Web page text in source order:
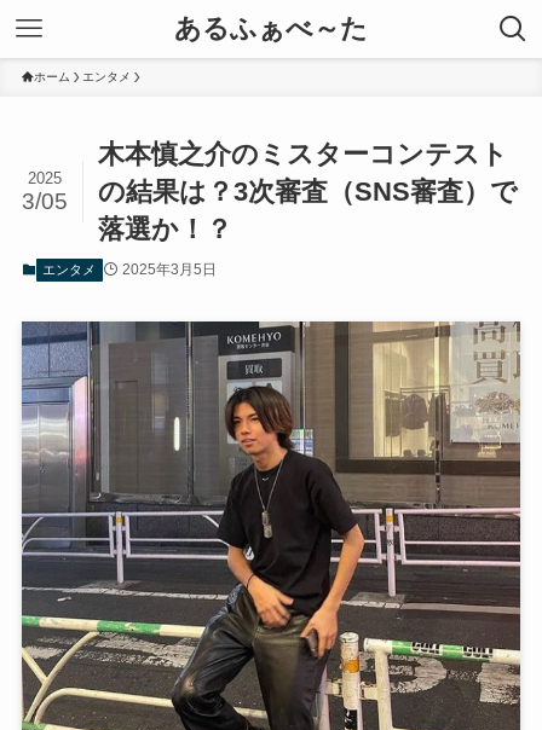
あるふぁべ～た
ホーム エンタメ
木本慎之介のミスターコンテスト
の結果は？3次審査（SNS審査）で
落選か！？
2025
3/05
エンタメ 2025年3月5日